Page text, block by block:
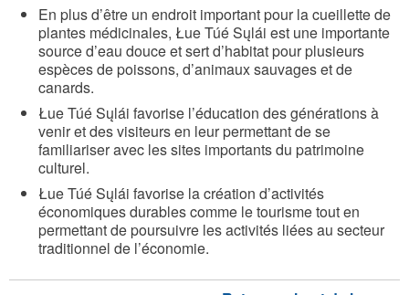
En plus d’être un endroit important pour la cueillette de
plantes médicinales, Łue Túé Sųlái est une importante
source d’eau douce et sert d’habitat pour plusieurs
espèces de poissons, d’animaux sauvages et de
canards.
Łue Túé Sųlái favorise l’éducation des générations à
venir et des visiteurs en leur permettant de se
familiariser avec les sites importants du patrimoine
culturel.
Łue Túé Sųlái favorise la création d’activités
économiques durables comme le tourisme tout en
permettant de poursuivre les activités liées au secteur
traditionnel de l’économie.